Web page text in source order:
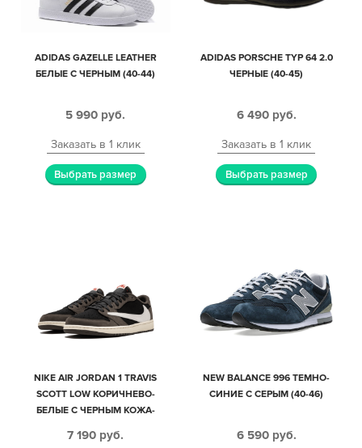
ADIDAS GAZELLE LEATHER
БЕЛЫЕ С ЧЕРНЫМ (40-44)
5 990 руб.
Заказать в 1 клик
Выбрать размер
ADIDAS PORSCHE TYP 64 2.0
ЧЕРНЫЕ (40-45)
6 490 руб.
Заказать в 1 клик
Выбрать размер
NIKE AIR JORDAN 1 TRAVIS
SCOTT LOW КОРИЧНЕВО-
БЕЛЫЕ С ЧЕРНЫМ КОЖА-
7 190 руб.
NEW BALANCE 996 ТЕМНО-
СИНИЕ С СЕРЫМ (40-46)
6 590 руб.